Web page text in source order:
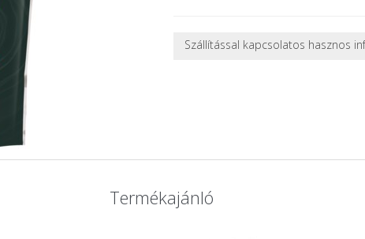
Szállítással kapcsolatos hasznos
Amennyiben a csomag átvételekor
Termékajánló